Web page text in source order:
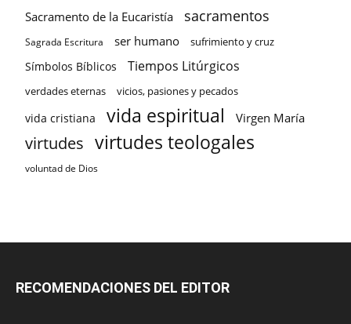
Sacramento de la Eucaristía sacramentos
Sagrada Escritura ser humano sufrimiento y cruz
Símbolos Bíblicos Tiempos Litúrgicos
verdades eternas vicios, pasiones y pecados
vida cristiana vida espiritual Virgen María
virtudes virtudes teologales
voluntad de Dios
RECOMENDACIONES DEL EDITOR